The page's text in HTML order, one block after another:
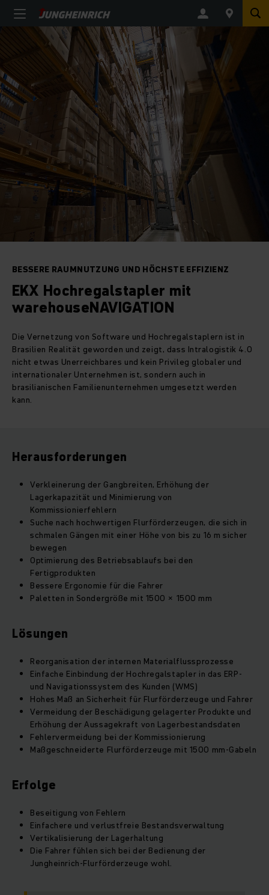
BESSERE RAUMNUTZUNG UND HÖCHSTE EFFIZIENZ
EKX Hochregalstapler mit
warehouseNAVIGATION
Die Vernetzung von Software und Hochregalstaplern ist in
Brasilien Realität geworden und zeigt, dass Intralogistik 4.0
nicht etwas Unerreichbares und kein Privileg globaler und
internationaler Unternehmen ist, sondern auch in
brasilianischen Familienunternehmen umgesetzt werden
kann.
Herausforderungen
Verkleinerung der Gangbreiten, Erhöhung der
Lagerkapazität und Minimierung von
Kommissionierfehlern
Suche nach hochwertigen Flurförderzeugen, die sich in
schmalen Gängen mit einer Höhe von bis zu 16 m sicher
bewegen
Optimierung des Betriebsablaufs bei den
Fertigprodukten
Bessere Ergonomie für die Fahrer
Paletten in Sondergröße mit 1500 × 1500 mm
Lösungen
Reorganisation der internen Materialflussprozesse
Einfache Einbindung der Hochregalstapler in das ERP-
und Navigationssystem des Kunden (WMS)
Hohes Maß an Sicherheit für Flurförderzeuge und Fahrer
Vermeidung der Beschädigung gelagerter Produkte und
Erhöhung der Aussagekraft von Lagerbestandsdaten
Fehlervermeidung bei der Kommissionierung
Maßgeschneiderte Flurförderzeuge mit 1500 mm-Gabeln
Erfolge
Beseitigung von Fehlern
Einfachere und verlustfreie Bestandsverwaltung
Vertikalisierung der Lagerhaltung
Die Fahrer fühlen sich bei der Bedienung der
Jungheinrich-Flurförderzeuge wohl.